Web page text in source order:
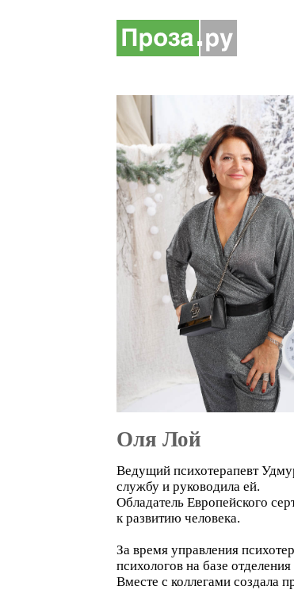
Оля Лой
Ведущий психотерапевт
службу и руководила ей.
Обладатель Европейского
к развитию человека.
За время управления
психологов на базе
Вместе с коллегами создала